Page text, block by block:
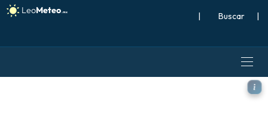
| |
ALADIN CZ 2.3 km modelo